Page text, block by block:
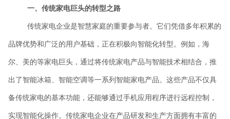
一、传统家电巨头的转型之路
传统家电企业是智慧家庭的重要参与者。它们凭借多年积累的
品牌优势和广泛的用户基础，正在积极向智能化转型。例如，海
尔、美的等家电巨头，通过将传统家电产品与智能技术相结合，推
出了智能冰箱、智能空调等一系列智能家电产品。这些产品不仅具
备传统家电的基本功能，还能够通过手机应用程序进行远程控制，
实现智能化操作。传统家电企业在产品研发和生产方面拥有丰富的